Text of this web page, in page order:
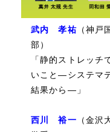
武内 孝祐（神戸
部）
「静的ストレッチ
いこと―システマ
結果から―」
西川 裕一 （金沢